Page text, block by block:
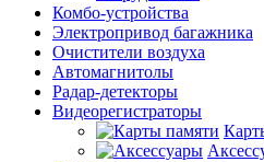
Комбо-устройства
Электропривод багажника
Очистители воздуха
Автомагнитолы
Радар-детекторы
Видеорегистраторы